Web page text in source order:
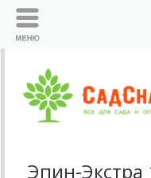
Эпин-Экстра